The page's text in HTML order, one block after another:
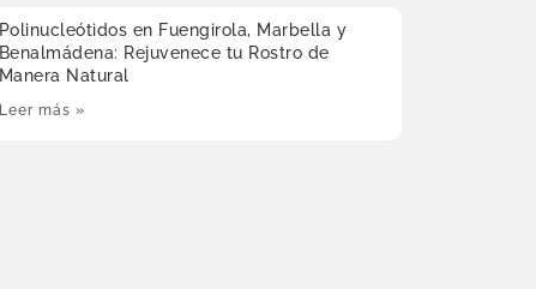
Polinucleótidos en Fuengirola, Marbella y
Benalmádena: Rejuvenece tu Rostro de
Manera Natural
Leer más »